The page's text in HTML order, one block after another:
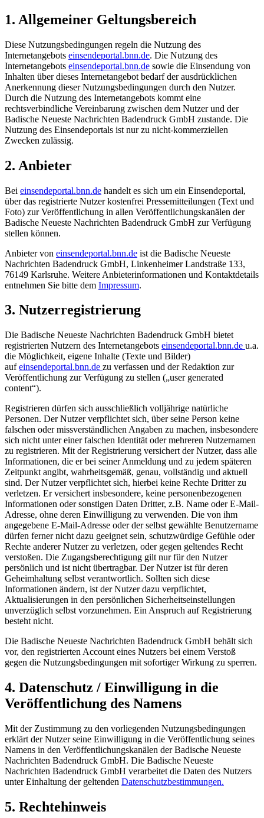
1. Allgemeiner Geltungsbereich
Diese Nutzungsbedingungen regeln die Nutzung des
Internetangebots einsendeportal.bnn.de. Die Nutzung des
Internetangebots einsendeportal.bnn.de sowie die Einsendung von
Inhalten über dieses Internetangebot bedarf der ausdrücklichen
Anerkennung dieser Nutzungsbedingungen durch den Nutzer.
Durch die Nutzung des Internetangebots kommt eine
rechtsverbindliche Vereinbarung zwischen dem Nutzer und der
Badische Neueste Nachrichten Badendruck GmbH zustande. Die
Nutzung des Einsendeportals ist nur zu nicht-kommerziellen
Zwecken zulässig.
2. Anbieter
Bei einsendeportal.bnn.de handelt es sich um ein Einsendeportal,
über das registrierte Nutzer kostenfrei Pressemitteilungen (Text und
Foto) zur Veröffentlichung in allen Veröffentlichungskanälen der
Badische Neueste Nachrichten Badendruck GmbH zur Verfügung
stellen können.
Anbieter von einsendeportal.bnn.de ist die Badische Neueste
Nachrichten Badendruck GmbH, Linkenheimer Landstraße 133,
76149 Karlsruhe. Weitere Anbieterinformationen und Kontaktdetails
entnehmen Sie bitte dem Impressum.
3. Nutzerregistrierung
Die Badische Neueste Nachrichten Badendruck GmbH bietet
registrierten Nutzern des Internetangebots einsendeportal.bnn.de u.a.
die Möglichkeit, eigene Inhalte (Texte und Bilder)
aufeinsendeportal.bnn.de zu verfassen und der Redaktion zur
Veröffentlichung zur Verfügung zu stellen („user generated
content“).
Registrieren dürfen sich ausschließlich volljährige natürliche
Personen. Der Nutzer verpflichtet sich, über seine Person keine
falschen oder missverständlichen Angaben zu machen, insbesondere
sich nicht unter einer falschen Identität oder mehreren Nutzernamen
zu registrieren. Mit der Registrierung versichert der Nutzer, dass alle
Informationen, die er bei seiner Anmeldung und zu jedem späteren
Zeitpunkt angibt, wahrheitsgemäß, genau, vollständig und aktuell
sind. Der Nutzer verpflichtet sich, hierbei keine Rechte Dritter zu
verletzen. Er versichert insbesondere, keine personenbezogenen
Informationen oder sonstigen Daten Dritter, z.B. Name oder E-Mail-
Adresse, ohne deren Einwilligung zu verwenden. Die von ihm
angegebene E-Mail-Adresse oder der selbst gewählte Benutzername
dürfen ferner nicht dazu geeignet sein, schutzwürdige Gefühle oder
Rechte anderer Nutzer zu verletzen, oder gegen geltendes Recht
verstoßen. Die Zugangsberechtigung gilt nur für den Nutzer
persönlich und ist nicht übertragbar. Der Nutzer ist für deren
Geheimhaltung selbst verantwortlich. Sollten sich diese
Informationen ändern, ist der Nutzer dazu verpflichtet,
Aktualisierungen in den persönlichen Sicherheitseinstellungen
unverzüglich selbst vorzunehmen. Ein Anspruch auf Registrierung
besteht nicht.
Die Badische Neueste Nachrichten Badendruck GmbH behält sich
vor, den registrierten Account eines Nutzers bei einem Verstoß
gegen die Nutzungsbedingungen mit sofortiger Wirkung zu sperren.
4. Datenschutz / Einwilligung in die
Veröffentlichung des Namens
Mit der Zustimmung zu den vorliegenden Nutzungsbedingungen
erklärt der Nutzer seine Einwilligung in die Veröffentlichung seines
Namens in den Veröffentlichungskanälen der Badische Neueste
Nachrichten Badendruck GmbH. Die Badische Neueste
Nachrichten Badendruck GmbH verarbeitet die Daten des Nutzers
unter Einhaltung der geltenden Datenschutzbestimmungen.
5. Rechtehinweis